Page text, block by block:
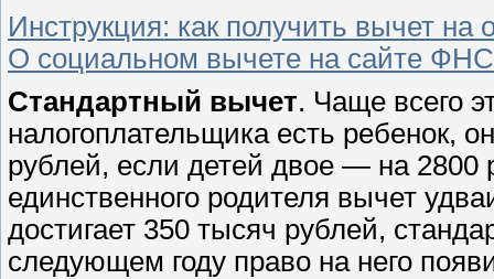
Инструкция: как получить вычет на
О социальном вычете на сайте ФНС
Стандартный вычет. Чаще всего
налогоплательщика есть ребенок,
рублей, если детей двое — на
единственного родителя вычет
достигает 350 тысяч рублей,
следующем году право на него